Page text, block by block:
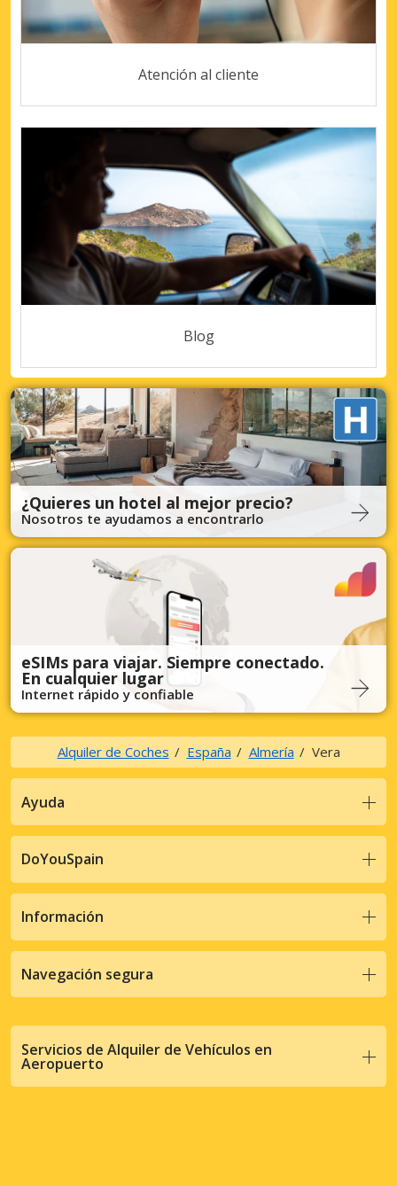
Atención al cliente
Blog
¿Quieres un hotel al mejor precio?
Nosotros te ayudamos a encontrarlo
eSIMs para viajar. Siempre conectado.
En cualquier lugar
Internet rápido y confiable
Alquiler de Coches España Almería Vera
Ayuda
DoYouSpain
Información
Navegación segura
Servicios de Alquiler de Vehículos en
Aeropuerto